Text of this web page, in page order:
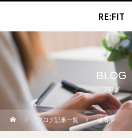
RE:FIT
BLOG
ブログ
ブログ記事一覧 栄養学